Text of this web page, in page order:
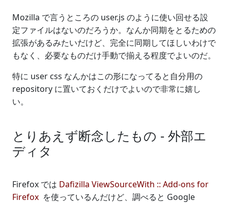
Mozilla で言うところの user.js のように使い回せる設
定ファイルはないのだろうか。なんか同期をとるための
拡張があるみたいだけど、完全に同期してほしいわけで
もなく、必要なものだけ手動で揃える程度でよいのだ。
特に user css なんかはこの形になってると自分用の
repository に置いておくだけでよいので非常に嬉し
い。
とりあえず断念したもの - 外部エ
ディタ
Firefox では Dafizilla ViewSourceWith :: Add-ons for
Firefox を使っているんだけど、調べると Google